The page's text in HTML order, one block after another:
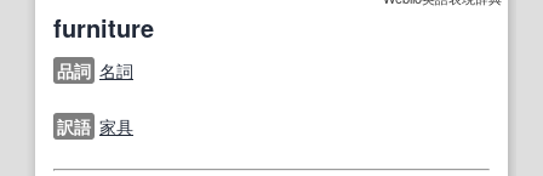
furniture
品詞 名詞
訳語 家具